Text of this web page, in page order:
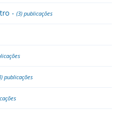
- (3) publicações
publicações